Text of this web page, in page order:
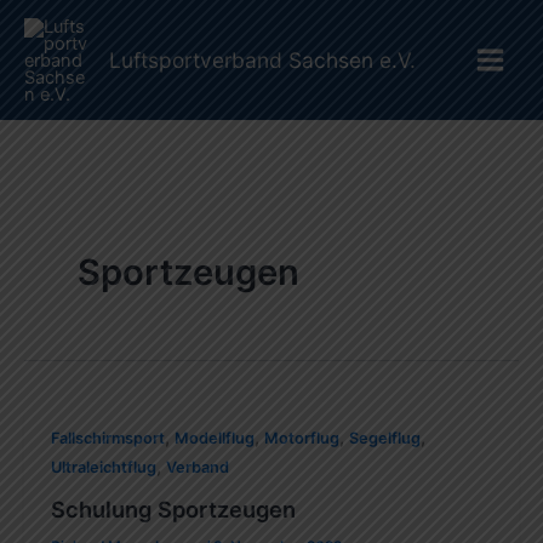
Zum
Inhalt
springen
Luftsportverband Sachsen e.V.
Sportzeugen
Fallschirmsport, Modellflug, Motorflug, Segelflug,
Ultraleichtflug , Verband
Schulung Sportzeugen